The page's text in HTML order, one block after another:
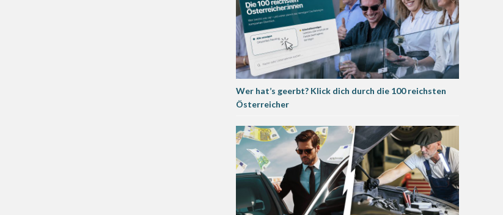
Wer hat’s geerbt? Klick dich durch die 100 reichsten
Österreicher